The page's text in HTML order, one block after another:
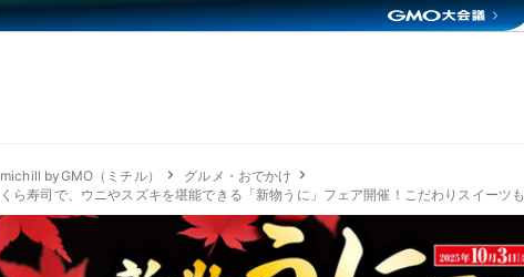
michill byGMO（ミチル）
グルメ・おでかけ
くら寿司で、ウニやスズキを堪能できる「新物うに」フェア開催！こだわりスイーツも